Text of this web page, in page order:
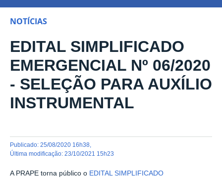
NOTÍCIAS
EDITAL SIMPLIFICADO
EMERGENCIAL Nº 06/2020
- SELEÇÃO PARA AUXÍLIO
INSTRUMENTAL
publicado: 25/08/2020 16h38
última modificação: 23/10/2021 15h23
A PRAPE torna público o EDITAL SIMPLIFICADO